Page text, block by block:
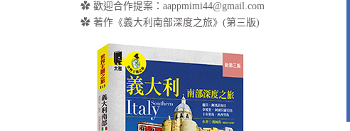
✿ 歡迎合作提案：aappmimi44@gmail.com
✿ 著作《義大利南部深度之旅》(第三版)